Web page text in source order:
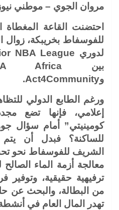
مروان الجوي – موطني
احتضنت القاعة المغطاة
للفوسفاط بخريبكة، زوال
وAct4Community.
ورغم الطابع الدولي
إعلامي، فإنها تضع
كومينيتي” أمام سؤال
للساكنة؟ فبدل أن
الشريف للفوسفاط نحو
معالجة أزمة الماء
ترفيهية حقيقية،
من البطالة، والبحث عن
تهدر المال العام في